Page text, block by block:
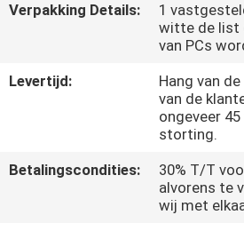
EEN
PRIVACYBELEID
Verpakking Details:
1
witte de list
van PCs
Levertijd:
Hang van
van de
ongeveer
storting.
Betalingscondities:
30% T/T
alvorens te
wij met